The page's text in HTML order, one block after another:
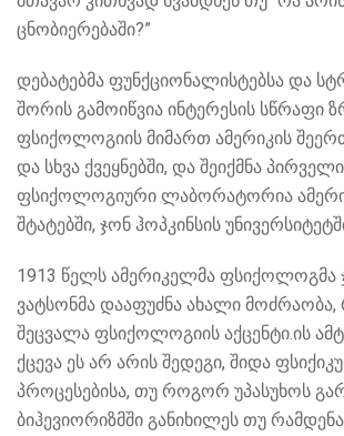
ცნობიერებაში?”
დებატებმა ფუნქციონალისტებსა და
შორის გამოიწვია ინტერესის სწრაფი
ფსიქოლოგიის მიმართ ამერიკის
და სხვა ქვეყნებში, და შეიქმნა პირველი
ფსიქოლოგიური ლაბორატორია
შტატებში, ჯონ ჰოპკინსის
1913 წელს ამერიკელმა ფსიქოლოგმა
ვატსონმა დააფუძნა ახალი
შეცვალა ფსიქოლოგიის აქცენტი.ის
ქცევა ეს არ არის შედეგი, შიდა
პროცესებისა, თუ როგორ უპასუხოს
ბიჰევიორიზმში განიხილეს თუ